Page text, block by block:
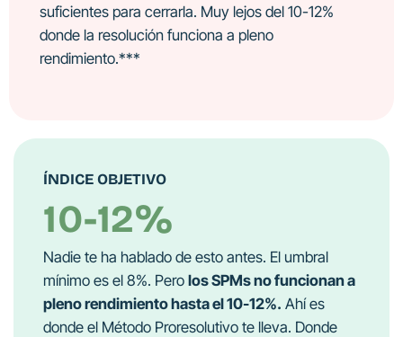
suficientes para cerrarla. Muy lejos del 10-12%
donde la resolución funciona a pleno
rendimiento.***
ÍNDICE OBJETIVO
10-12%
Nadie te ha hablado de esto antes. El umbral
mínimo es el 8%. Perolos SPMs no funcionan a
pleno rendimiento hasta el 10-12%. Ahí es
donde el Método Proresolutivo te lleva. Donde